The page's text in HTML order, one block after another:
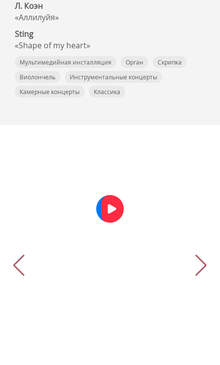
Л. Коэн
«Аллилуйя»
Sting
«Shape of my heart»
Мультимедийная инсталляция Орган
Скрипка
Виолончель
Инструментальные концерты
Камерные концерты
Классика